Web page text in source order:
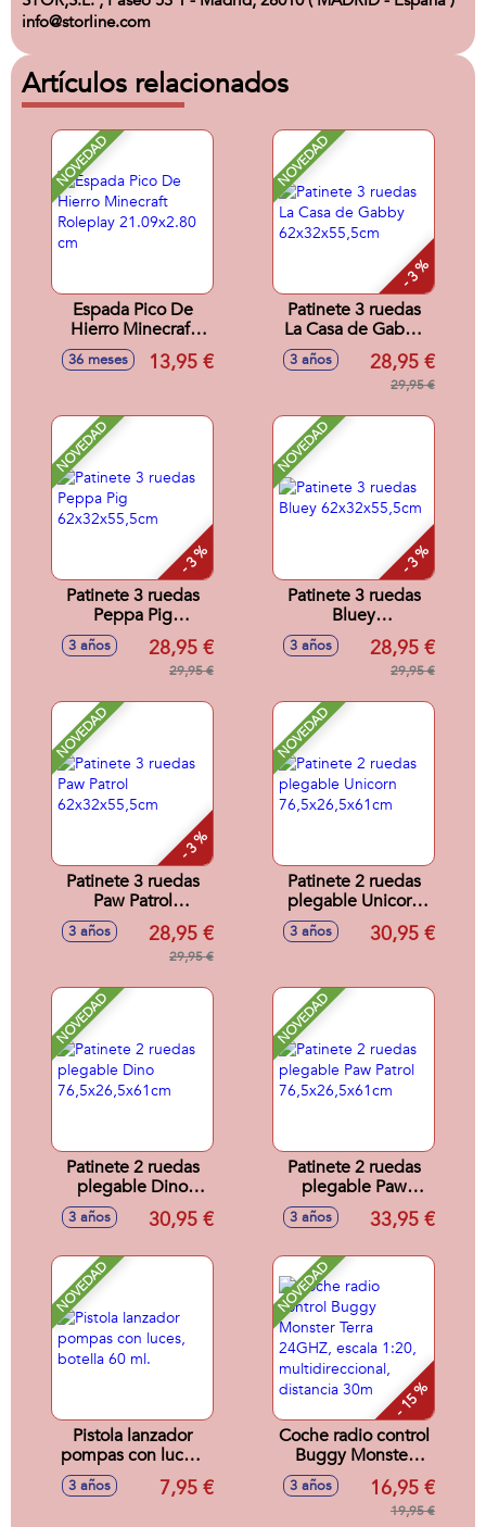
info@storline.com
Artículos relacionados
NOVEDAD
Espada Pico De
Hierro Minecraft
Roleplay
21.09x2.80 cm
36 meses 13,95 €
NOVEDAD
- 3 %
Patinete 3 ruedas
La Casa de Gabby
62x32x55,5cm
3 años 28,95 €
29,95 €
NOVEDAD
- 3 %
Patinete 3 ruedas
Peppa Pig
62x32x55,5cm
3 años 28,95 €
29,95 €
NOVEDAD
- 3 %
Patinete 3 ruedas
Bluey
62x32x55,5cm
3 años 28,95 €
29,95 €
NOVEDAD
- 3 %
Patinete 3 ruedas
Paw Patrol
62x32x55,5cm
3 años 28,95 €
29,95 €
NOVEDAD
Patinete 2 ruedas
plegable Unicorn
76,5x26,5x61cm
3 años 30,95 €
NOVEDAD
Patinete 2 ruedas
plegable Dino
76,5x26,5x61cm
3 años 30,95 €
NOVEDAD
Patinete 2 ruedas
plegable Paw
Patrol
76,5x26,5x61cm
3 años 33,95 €
NOVEDAD
Pistola lanzador
pompas con luces,
botella 60 ml.
3 años 7,95 €
NOVEDAD
- 15 %
Coche radio control
Buggy Monster
Terra 24GHZ,
escala 1:20,
multidireccional,
3 años 16,95 €
19,95 €